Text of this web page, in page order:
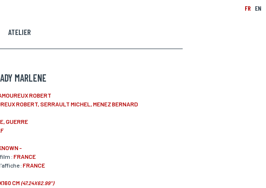
ATELIER
FR EN
MARLENE
ROBERT
ROBERT, SERRAULT MICHEL, MENEZ BERNARD
GUERRE
-
: FRANCE
: FRANCE
CM(47.24X62.99")